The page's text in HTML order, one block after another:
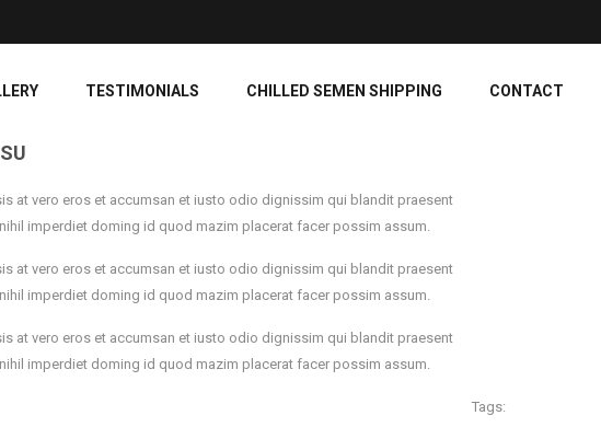
TESTIMONIALS CHILLED SEMEN SHIPPING CONTACT
at vero eros et accumsan et iusto odio dignissim qui blandit praesent
imperdiet doming id quod mazim placerat facer possim assum.
at vero eros et accumsan et iusto odio dignissim qui blandit praesent
imperdiet doming id quod mazim placerat facer possim assum.
at vero eros et accumsan et iusto odio dignissim qui blandit praesent
imperdiet doming id quod mazim placerat facer possim assum.
Tags: